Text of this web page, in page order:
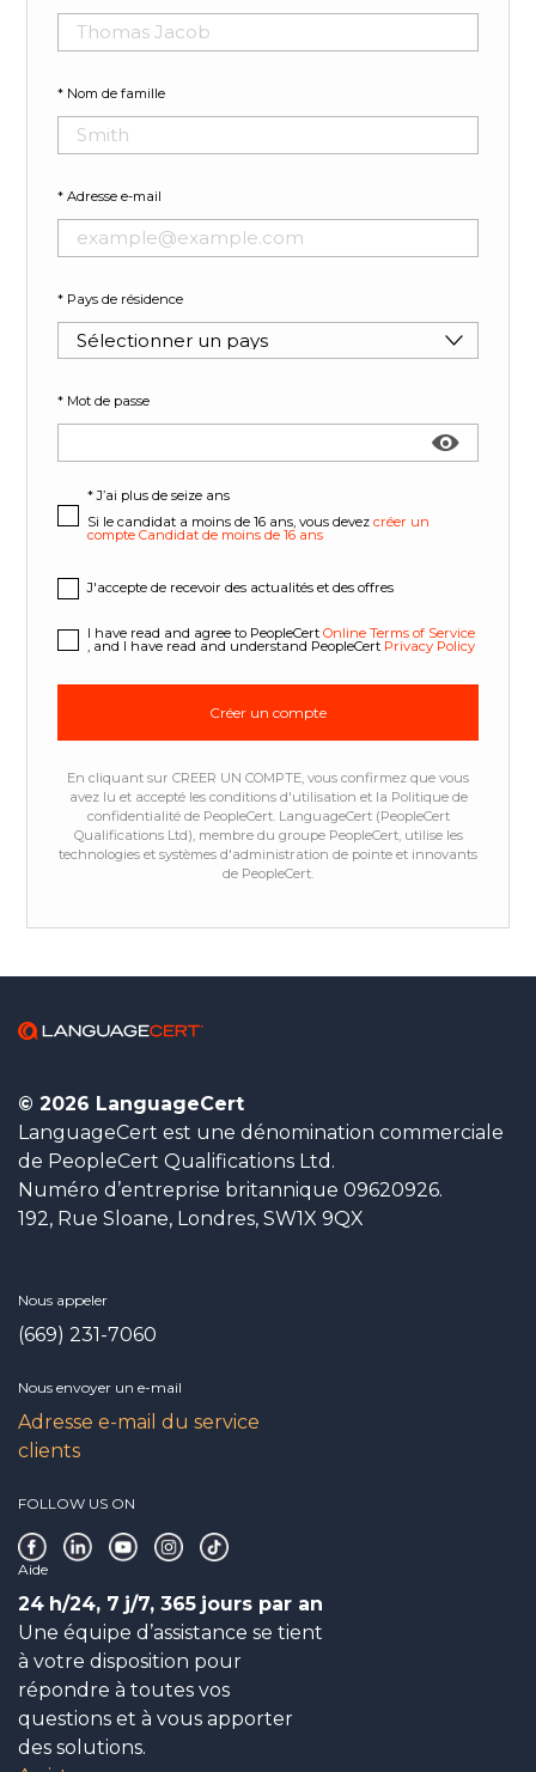
* Nom de famille
* Adresse e-mail
* Pays de résidence
Sélectionner un pays
* Mot de passe
Show
* J’ai plus de seize ans
Si le candidat a moins de 16 ans, vous devez créer un
compte Candidat de moins de 16 ans
J'accepte de recevoir des actualités et des offres
I have read and agree to PeopleCert Online Terms of Service
, and I have read and understand PeopleCert Privacy Policy
En cliquant sur CREER UN COMPTE, vous confirmez que vous
avez lu et accepté les conditions d'utilisation et la Politique de
confidentialité de PeopleCert. LanguageCert (PeopleCert
Qualifications Ltd), membre du groupe PeopleCert, utilise les
technologies et systèmes d'administration de pointe et innovants
de PeopleCert.
© 2026 LanguageCert
LanguageCert est une dénomination commerciale
de PeopleCert Qualifications Ltd.
Numéro d’entreprise britannique 09620926.
192, Rue Sloane, Londres, SW1X 9QX
Nous appeler
(669) 231-7060
Nous envoyer un e-mail
Adresse e-mail du service
clients
FOLLOW US ON
Aide
24 h/24, 7 j/7, 365 jours par an
Une équipe d’assistance se tient
à votre disposition pour
répondre à toutes vos
questions et à vous apporter
des solutions.